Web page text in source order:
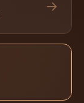
→